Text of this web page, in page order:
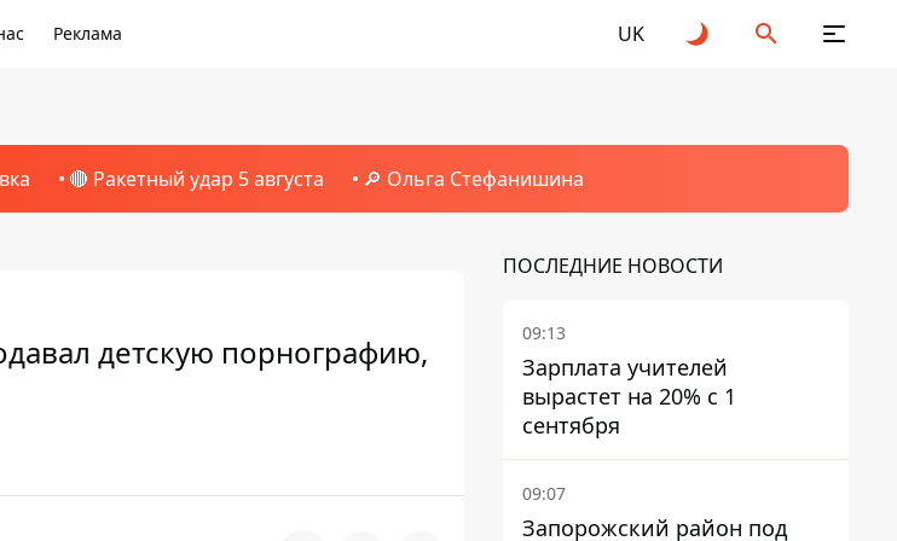
Реклама UK
🔴 Ракетный удар 5 августа 🔎 Ольга Стефанишина
детскую порнографию,
ПОСЛЕДНИЕ НОВОСТИ
09:13
Зарплата учителей
вырастет на 20% с 1
сентября
09:07
Запорожский район под